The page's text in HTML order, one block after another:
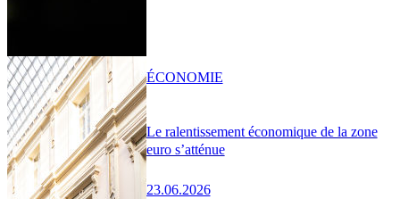
Le ralentissement économique de la zone
euro s’atténue
23.06.2026
ÉCONOMIE